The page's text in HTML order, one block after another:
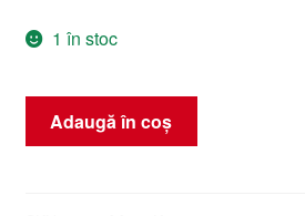
1 în stoc
Cantitate
Oglindă
Adaugă în coș